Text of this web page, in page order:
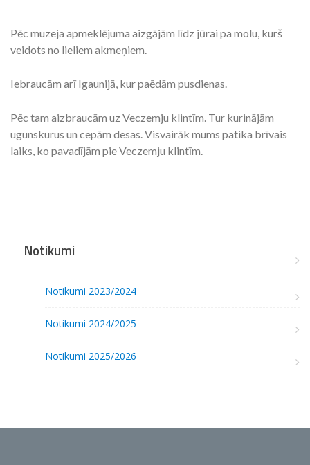
Pēc muzeja apmeklējuma aizgājām līdz jūrai pa molu, kurš
veidots no lieliem akmeņiem.
Iebraucām arī Igaunijā, kur paēdām pusdienas.
Pēc tam aizbraucām uz Veczemju klintīm. Tur kurinājām
ugunskurus un cepām desas. Visvairāk mums patika brīvais
laiks, ko pavadījām pie Veczemju klintīm.
Notikumi
Notikumi 2023/2024
Notikumi 2024/2025
Notikumi 2025/2026